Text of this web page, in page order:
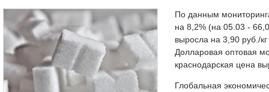
По данным
на 8,2% (на 05.03 -
выросла на 3,90 руб./
Долларовая оптовая
краснодарская цена
Глобальная